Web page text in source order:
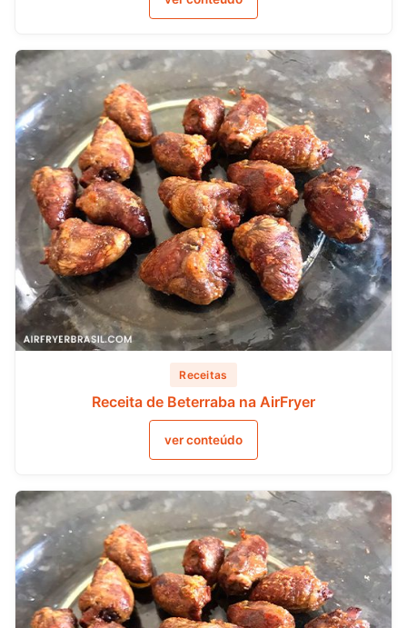
Receitas
Receita de Beterraba na AirFryer
ver conteúdo